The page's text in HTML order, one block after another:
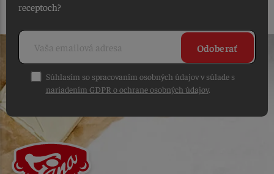
receptoch?
Odoberať
Súhlasím so spracovaním osobných údajov v súlade s
nariadením GDPR o ochrane osobných údajov.